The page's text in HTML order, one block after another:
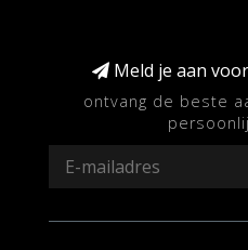
Meld je aan
ontvang de beste